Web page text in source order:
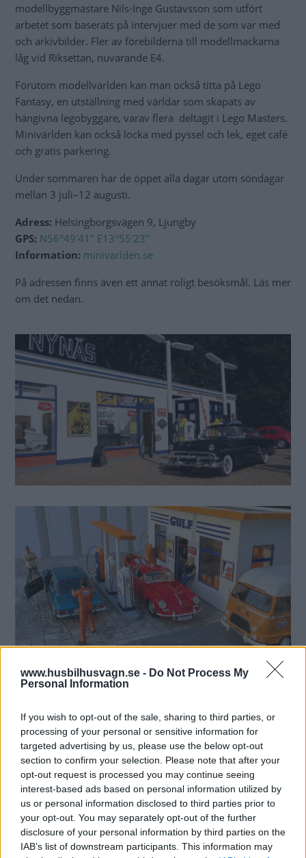
www.husbilhusvagn.se - Do Not Process My
Personal Information
If you wish to opt-out of the sale, sharing to third parties, or
processing of your personal or sensitive information for
targeted advertising by us, please use the below opt-out
section to confirm your selection. Please note that after your
opt-out request is processed you may continue seeing
interest-based ads based on personal information utilized by
us or personal information disclosed to third parties prior to
your opt-out. You may separately opt-out of the further
disclosure of your personal information by third parties on the
IAB’s list of downstream participants. This information may
modellbyggmästare Nils-Inge Gustavsson som utfört
arbetet som baserats på intervjuer med de som var med
och arkivbilder. Fler av förebilderna till modellmackarna
låg vid Riksettan, nuvarande E4.
Förutom modellvärlden kan man också titta på Lego
Fantasy, en utställning med världar som skapats av
hängivna legobyggare, varav flera deltagit i Lego Masters.
Minivärlden kan också locka med pyssel och lek, eget café
och gratis parkering.
Under sommaren har de öppet alla dagar utom söndagar
mellan 3 juli–12 augusti.
Adress: Helsingborgsvägen 9, Ljungby
GPS: N56°49'41" E13°55'23"
Information: minivarlden.se
På adressen finns även ett annat roligt besöksmål. Läs mer
om det nedan.
mer vuxet hittar Lydén Distillery på samma adress.
Granne med minnena från järnvägens storhetstid ligger
nämligen Smålands första gintillverkare, ett
hantverksdestilleri som tillverkar gin, enligt egen utsago
med smak av hembygden. Något de gör med bravur.
Deras gin är prisbelönt. Det blev utsett till världens bästa
London Dry Gin 2021 och världens bästa Fatlagrade Gin
2022 i World Gin Awards.